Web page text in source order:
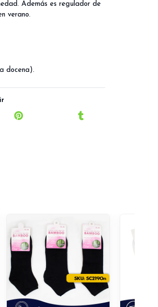
Además es regulador de
verano.
docena).